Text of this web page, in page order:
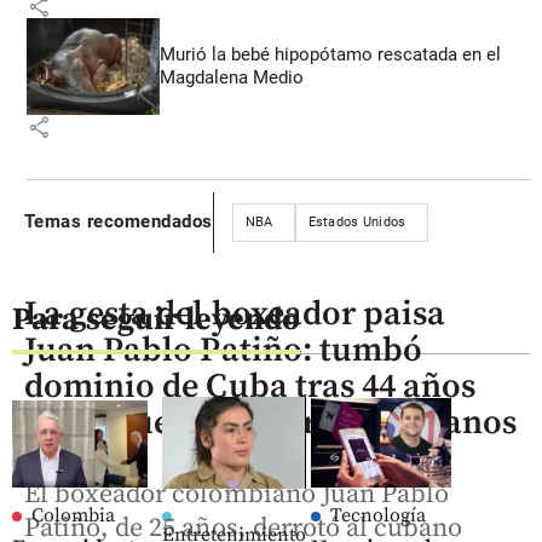
share
Murió la bebé hipopótamo rescatada en el
Magdalena Medio
share
Temas recomendados NBA Estados Unidos
Para seguir leyendo
Colombia
Entretenimiento
Tecnología
La gesta del boxeador paisa
Juan Pablo Patiño: tumbó
dominio de Cuba tras 44 años
en los Juegos Centroamericanos
El boxeador colombiano Juan Pablo
Patiño, de 25 años, derrotó al cubano